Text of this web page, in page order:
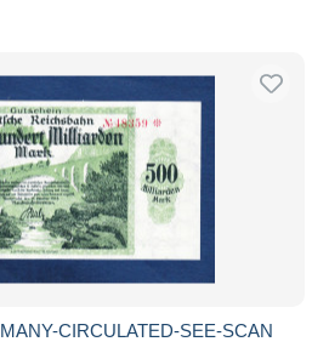
CIRCULATED-SEE-SCAN